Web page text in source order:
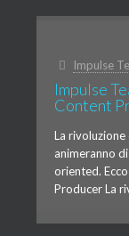
Impulse
Impulse
Content
La
animeranno
oriented.
Producer La